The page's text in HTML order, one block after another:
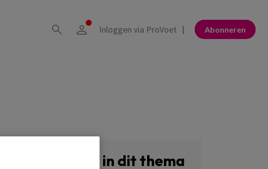
Abonneren
Inloggen via ProVoet
Zoeken in dit thema